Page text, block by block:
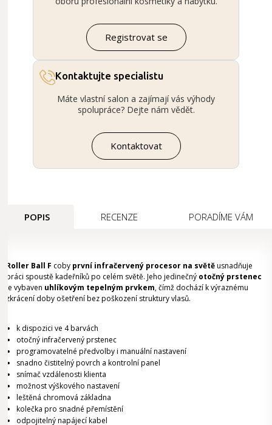
Registrovat se
Kontaktujte specialistu
Máte vlastní salon a zajímají vás výhody
spolupráce? Dejte nám vědět.
Kontaktovat
POPIS RECENZE PORADÍME VÁM
Roller Ball F coby první infračervený procesor na světěusnadňuje
práci spoustě kadeřníků po celém světě. Jeho jedinečný otočný prstenec
je vybaven uhlíkovým tepelným prvkem, čímž dochází k výraznému
zkrácení doby ošetření bez poškození struktury vlasů.
k dispozici ve 4 barvách
otočný infračervený prstenec
programovatelné předvolby i manuální nastavení
snadno čistitelný povrch a kontrolní panel
snímač vzdálenosti klienta
možnost výškového nastavení
leštěná chromová základna
kolečka pro snadné přemístění
odpojitelný napájecí kabel